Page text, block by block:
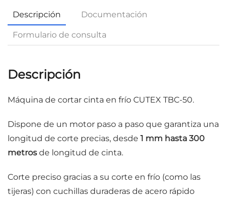
Descripción Documentación
Formulario de consulta
Descripción
Máquina de cortar cinta en frío CUTEX TBC-50.
Dispone de un motor paso a paso que garantiza una
longitud de corte precias, desde 1 mm hasta 300
metros de longitud de cinta.
Corte preciso gracias a su corte en frío (como las
tijeras) con cuchillas duraderas de acero rápido